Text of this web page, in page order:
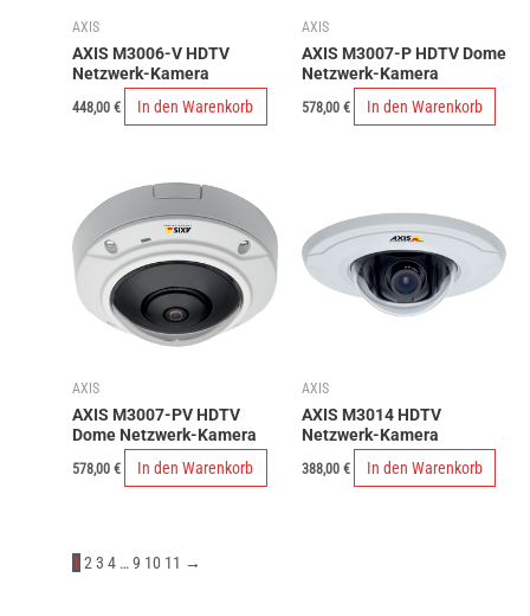
AXIS
AXIS M3006-V HDTV
Netzwerk-Kamera
448,00€ In den Warenkorb
AXIS
AXIS M3007-P HDTV Dome
Netzwerk-Kamera
578,00 € In den Warenkorb
AXIS
AXIS M3007-PV HDTV
Dome Netzwerk-Kamera
578,00€ In den Warenkorb
AXIS
AXIS M3014 HDTV
Netzwerk-Kamera
388,00 € In den Warenkorb
1 2 3 4 … 9 10 11 →